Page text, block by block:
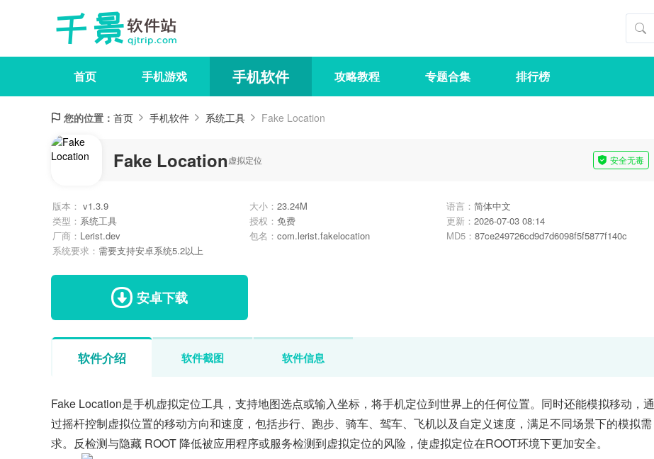
首页 手机游戏 手机软件 攻略教程 专题合集 排行榜
您的位置： 首页 手机软件 系统工具 Fake Location
Fake Location虚拟定位 安全无毒
版本： v1.3.9 大小： 23.24M 语言： 简体中文
类型： 系统工具 授权： 免费 更新： 2026-07-03 08:14
厂商： Lerist.dev 包名： com.lerist.fakelocation MD5： 87ce249726cd9d7d6098f5f5877f140c
系统要求： 需要支持安卓系统5.2以上
安卓下载
软件介绍 软件截图 软件信息
Fake Location是手机虚拟定位工具，支持地图选点或输入坐标，将手机定位到世界上的任何位置。同时还能模拟移动，通
过摇杆控制虚拟位置的移动方向和速度，包括步行、跑步、骑车、驾车、飞机以及自定义速度，满足不同场景下的模拟需
求。反检测与隐藏 ROOT 降低被应用程序或服务检测到虚拟定位的风险，使虚拟定位在ROOT环境下更加安全。